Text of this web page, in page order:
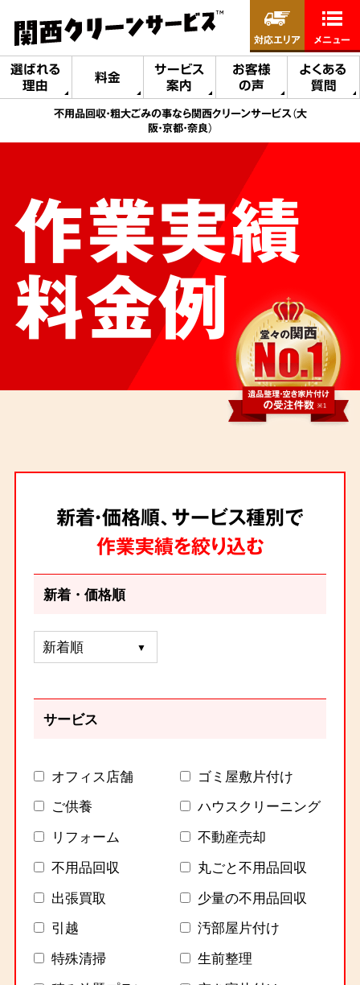
選ばれる
理由
料金
サービス
案内
お客様
の声
よくある
質問
対応エリア メニュー
不用品回収・粗大ごみの事なら関西クリーンサービス（大
阪・京都・奈良）
作業実績
料金例
新着・価格順、サービス種別で
作業実績を絞り込む
新着・価格順
サービス
オフィス店舗
ゴミ屋敷片付け
ご供養
ハウスクリーニング
リフォーム
不動産売却
不用品回収
丸ごと不用品回収
出張買取
少量の不用品回収
引越
汚部屋片付け
特殊清掃
生前整理